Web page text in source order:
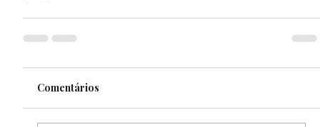
Comentários